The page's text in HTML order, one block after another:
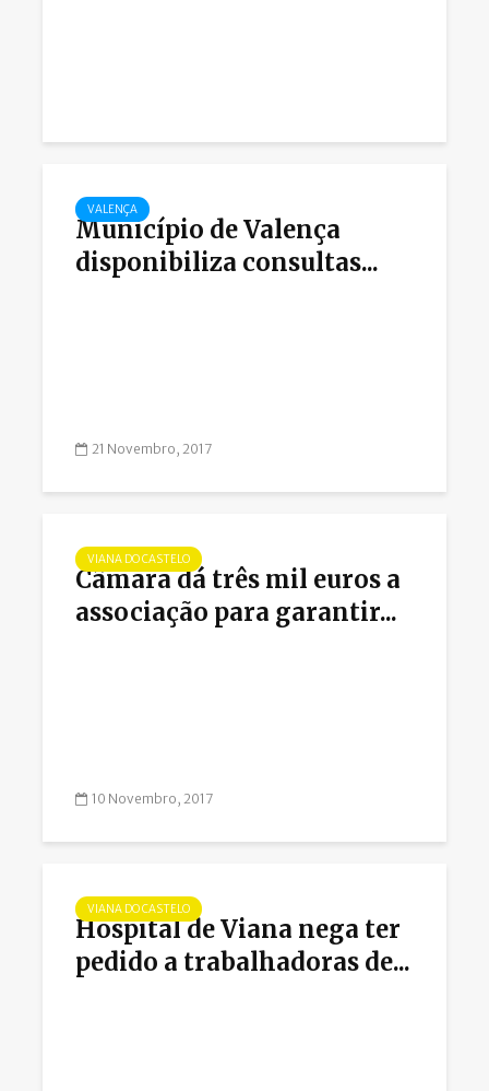
VALENÇA
Município de Valença
disponibiliza consultas...
21 Novembro, 2017
VIANA DO CASTELO
Câmara dá três mil euros a
associação para garantir...
10 Novembro, 2017
VIANA DO CASTELO
Hospital de Viana nega ter
pedido a trabalhadoras de...